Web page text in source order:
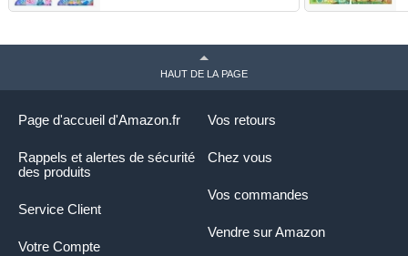
HAUT DE LA PAGE
Vos retours
Chez vous
Vos commandes
Vendre sur Amazon
Page d'accueil d'Amazon.fr
Rappels et alertes de sécurité
des produits
Service Client
Votre Compte